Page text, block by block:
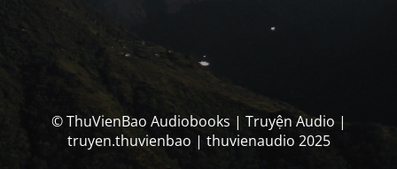
© ThuVienBao Audiobooks | Truyện Audio |
truyen.thuvienbao | thuvienaudio 2025